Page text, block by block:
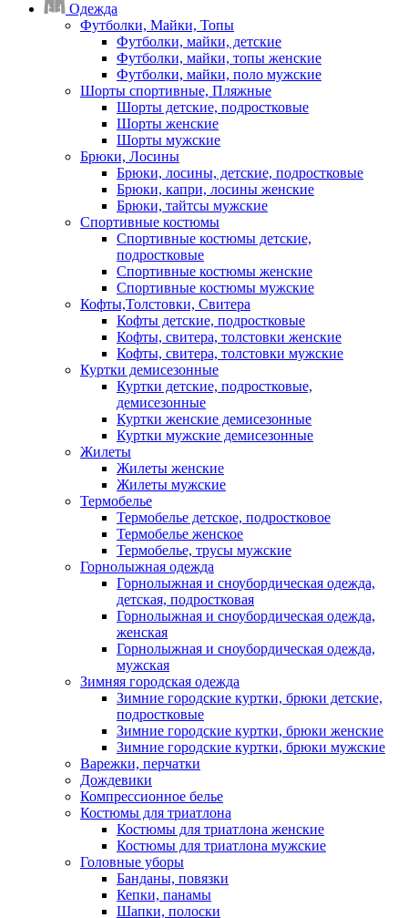
Одежда
Футболки, Майки, Топы
Футболки, майки, детские
Футболки, майки, топы женские
Футболки, майки, поло мужские
Шорты спортивные, Пляжные
Шорты детские, подростковые
Шорты женские
Шорты мужские
Брюки, Лосины
Брюки, лосины, детские, подростковые
Брюки, капри, лосины женские
Брюки, тайтсы мужские
Спортивные костюмы
Спортивные костюмы детские,
подростковые
Спортивные костюмы женские
Спортивные костюмы мужские
Кофты,Толстовки, Свитера
Кофты детские, подростковые
Кофты, свитера, толстовки женские
Кофты, свитера, толстовки мужские
Куртки демисезонные
Куртки детские, подростковые,
демисезонные
Куртки женские демисезонные
Куртки мужские демисезонные
Жилеты
Жилеты женские
Жилеты мужские
Термобелье
Термобелье детское, подростковое
Термобелье женское
Термобелье, трусы мужские
Горнолыжная одежда
Горнолыжная и сноубордическая одежда,
детская, подростковая
Горнолыжная и сноубордическая одежда,
женская
Горнолыжная и сноубордическая одежда,
мужская
Зимняя городская одежда
Зимние городские куртки, брюки детские,
подростковые
Зимние городские куртки, брюки женские
Зимние городские куртки, брюки мужские
Варежки, перчатки
Дождевики
Компрессионное белье
Костюмы для триатлона
Костюмы для триатлона женские
Костюмы для триатлона мужские
Головные уборы
Банданы, повязки
Кепки, панамы
Шапки, полоски